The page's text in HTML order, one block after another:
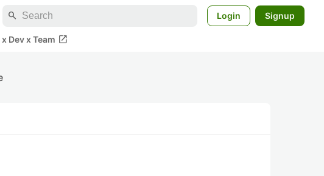
search Login Signup
x Dev x Team open_in_new